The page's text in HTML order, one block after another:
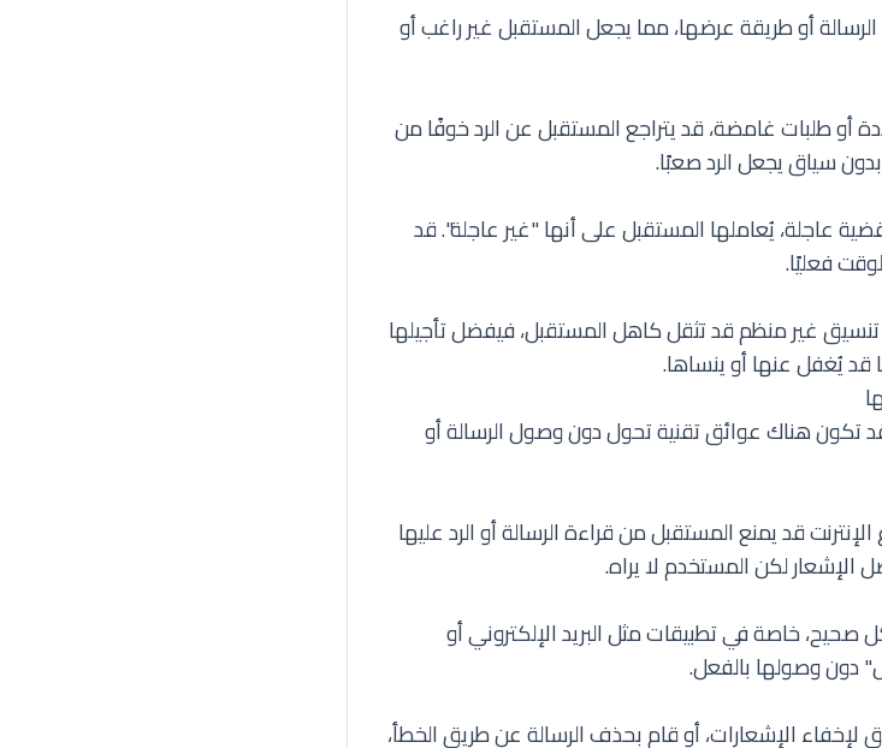
أو طريقة عرضها، مما يجعل المستقبل غير راغب أو
أو طلبات غامضة، قد يتراجع المستقبل عن الرد خوفًا من
سياق يجعل الرد صعبًا.
عاجلة، يُعاملها المستقبل على أنها "غير عاجلة". قد
فعليًا.
غير منظم قد تثقل كاهل المستقبل، فيفضل تأجيلها
قد يُغفل عنها أو ينساها.
هناك عوائق تقنية تحول دون وصول الرسالة أو
قد يمنع المستقبل من قراءة الرسالة أو الرد عليها
لكن المستخدم لا يراه.
صحيح، خاصة في تطبيقات مثل البريد الإلكتروني أو
دون وصولها بالفعل.
الإشعارات، أو قام بحذف الرسالة عن طريق الخطأ،